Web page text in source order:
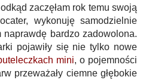
zaczęłam rok temu swoją
wykonuję samodzielnie
bardzo zadowolona.
pojawiły się nie tylko nowe
mini, o pojemności
przeważały ciemne głębokie